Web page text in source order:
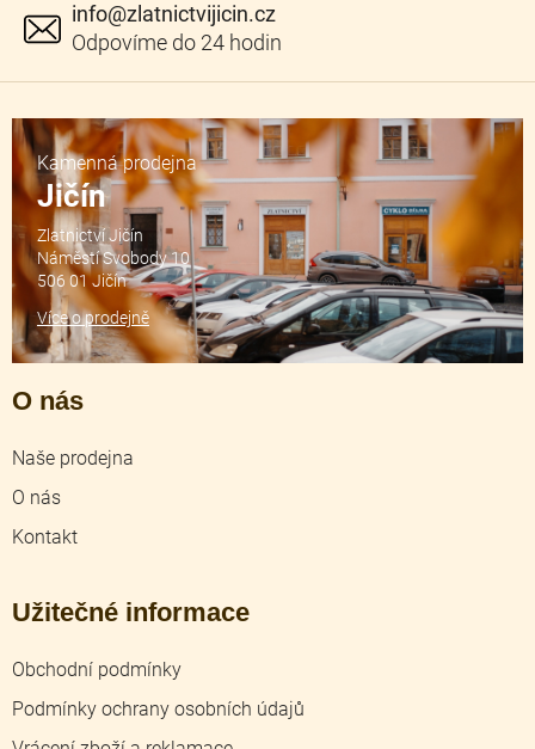
info@zlatnictvijicin.cz
O nás
Naše prodejna
O nás
Kontakt
Užitečné informace
Obchodní podmínky
Podmínky ochrany osobních údajů
Kamenná prodejna
Jičín
Zlatnictví Jičín
Náměstí Svobody 10
506 01 Jičín
Více o prodejně